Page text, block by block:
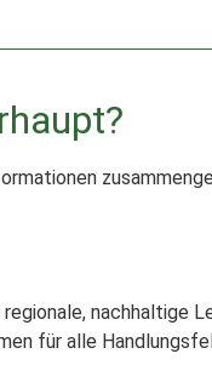
nachhaltige
für alle